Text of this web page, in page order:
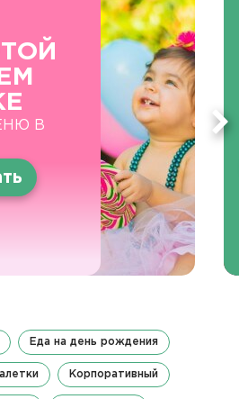
В
Еда на день рождения
Корпоративный